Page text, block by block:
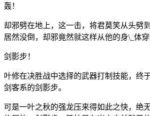
轰！
却邪劈在地上，这一击，将君莫笑从头劈
居然没倒，却邪竟然就这样从他的身\_体穿
剑影步！
叶修在决胜战中选择的武器打制技能，终
剑客系的剑影步。
可是一叶之秋的强龙压来得如此之快，绝